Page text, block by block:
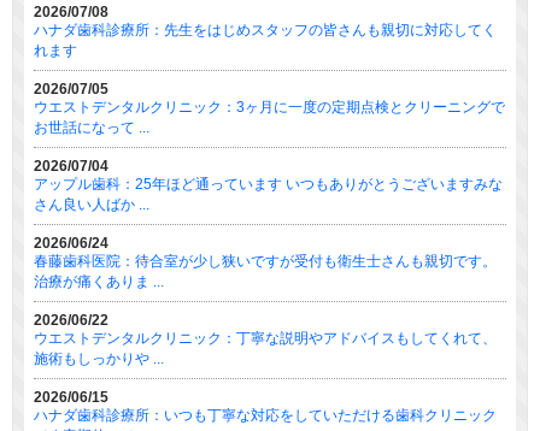
2026/07/08
ハナダ歯科診療所：先生をはじめスタッフの皆さんも親切に対応してく
れます
2026/07/05
ウエストデンタルクリニック：3ヶ月に一度の定期点検とクリーニングで
お世話になって ...
2026/07/04
アップル歯科：25年ほど通っています いつもありがとうございますみな
さん良い人ばか ...
2026/06/24
春藤歯科医院：待合室が少し狭いですが受付も衛生士さんも親切です。
治療が痛くありま ...
2026/06/22
ウエストデンタルクリニック：丁寧な説明やアドバイスもしてくれて、
施術もしっかりや ...
2026/06/15
ハナダ歯科診療所：いつも丁寧な対応をしていただける歯科クリニック